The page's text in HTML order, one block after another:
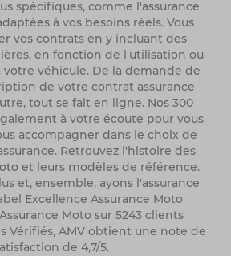
spécifiques, comme l'assurance
à vos besoins réels. Vous
vos contrats en y incluant des
en fonction de l'utilisation ou
votre véhicule. De la demande de
de votre contrat assurance
tout se fait en ligne. Nos 300
à votre écoute pour vous
accompagner dans le choix de
Retrouvez l'histoire des
et leurs modèles de référence.
et, ensemble, ayons l'assurance
Excellence Assurance Moto
Moto sur 5243 clients
Vérifiés, AMV obtient une note de
de 4,7/5.